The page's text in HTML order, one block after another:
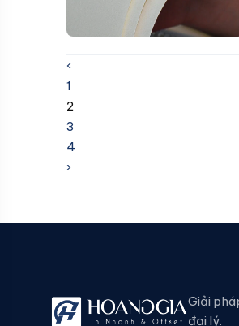
‹
1
2
3
4
›
Giải
đại lý.